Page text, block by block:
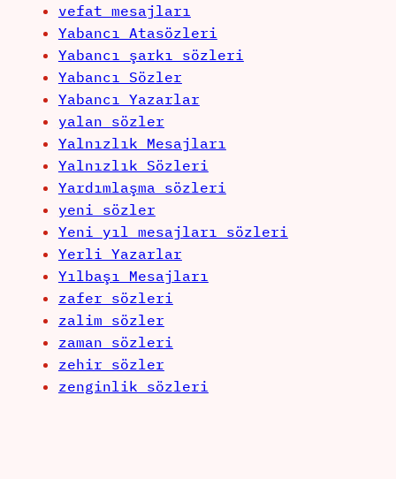
vefat mesajları
Yabancı Atasözleri
Yabancı şarkı sözleri
Yabancı Sözler
Yabancı Yazarlar
yalan sözler
Yalnızlık Mesajları
Yalnızlık Sözleri
Yardımlaşma sözleri
yeni sözler
Yeni yıl mesajları sözleri
Yerli Yazarlar
Yılbaşı Mesajları
zafer sözleri
zalim sözler
zaman sözleri
zehir sözler
zenginlik sözleri